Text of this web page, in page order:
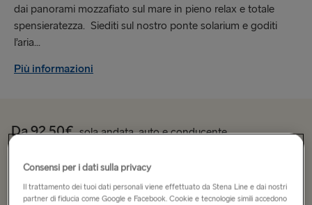
dai panorami mozzafiato sul mare in pieno relax e totale
spensieratezza. Siediti sul nostro ponte solarium e goditi
l’aria...
Più informazioni
Da 92.50€ sola andata, auto e conducente
Gdynia → Karlskrona
Consensi per i dati sulla privacy
Il trattamento dei tuoi dati personali viene effettuato da Stena Line e dai nostri
partner di fiducia come Google e Facebook. Cookie e tecnologie simili accedono